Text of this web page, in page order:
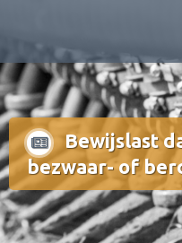
inhoud
Bewijslast
bezwaar- of